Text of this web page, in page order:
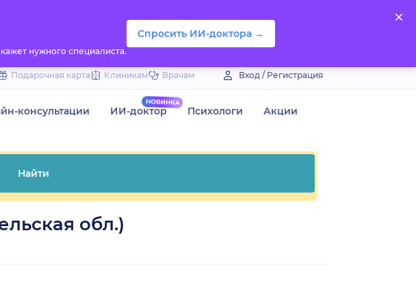
нужного специалиста.
Спросить ИИ-доктора →
Подарочная карта Клиникам Врачам Вход / Регистрация
консультации ИИ-доктор Психологи Акции
Найти
обл.)